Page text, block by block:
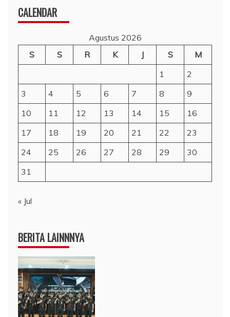
CALENDAR
Agustus 2026
S
S R K J S
M
1
2
3
4 5 6 7 8
9
10
11 12 13 14 15
16
17
18 19 20 21 22
23
24
25 26 27 28 29
30
31
« Jul
BERITA LAINNNYA